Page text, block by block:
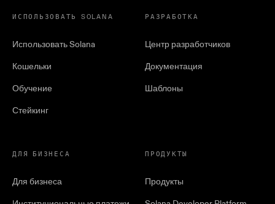
ИСПОЛЬЗОВАТЬ SOLANA
Использовать Solana
Кошельки
Обучение
Стейкинг
РАЗРАБОТКА
Центр разработчиков
Документация
Шаблоны
ДЛЯ БИЗНЕСА
Для бизнеса
ПРОДУКТЫ
Продукты